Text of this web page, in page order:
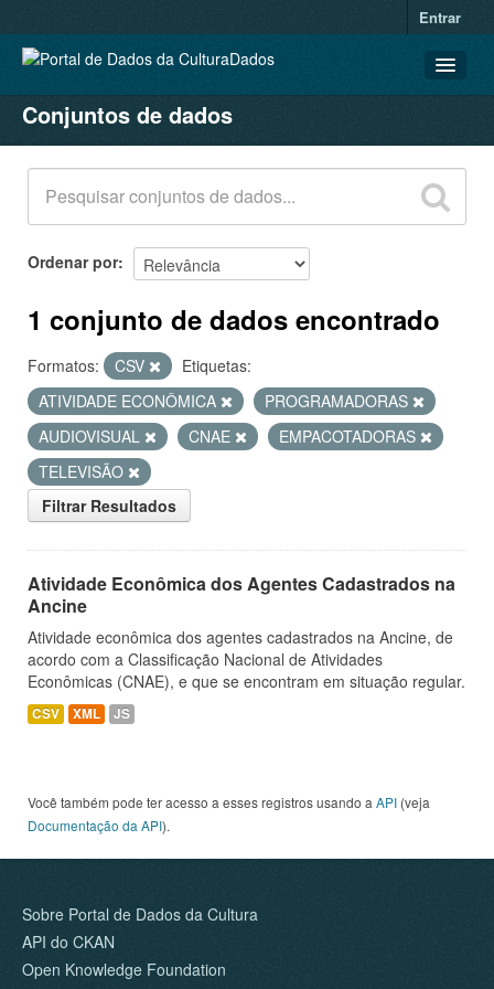
Entrar
CONJUNTOS DE DADOS
ORGANIZAÇÕES
GRUPOS
SOBRE
Conjuntos de dados
Ordenar por
1 conjunto de dados encontrado
Formatos: CSV
Etiquetas:
ATIVIDADE ECONÔMICA
PROGRAMADORAS
AUDIOVISUAL
CNAE
EMPACOTADORAS
TELEVISÃO
Filtrar Resultados
Atividade Econômica dos Agentes Cadastrados na
Ancine
Atividade econômica dos agentes cadastrados na Ancine, de
acordo com a Classificação Nacional de Atividades
Econômicas (CNAE), e que se encontram em situação regular.
CSV XML JS
Você também pode ter acesso a esses registros usando a API (veja
Documentação da API).
Sobre Portal de Dados da Cultura
API do CKAN
Open Knowledge Foundation